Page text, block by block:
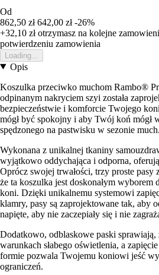
Od
862,50 zł 642,00 zł -26%
+32,10 złotrzymasz na kolejne
potwierdzeniu zamowienia
Loading...
Opis
Koszulka przeciwko muchom Rambo®
odpinanym nakryciem szyi została
bezpieczeństwie i komforcie Twojego
mógł być spokojny i aby Twój koń mógł
spędzonego na pastwisku w sezonie much.
Wykonana z unikalnej tkaniny
wyjątkowo oddychająca i odporna,
Oprócz swojej trwałości, trzy proste pasy
że ta koszulka jest doskonałym wyborem
koni. Dzięki unikalnemu systemowi
klamry, pasy są zaprojektowane tak, aby
napięte, aby nie zaczepiały się i nie
Dodatkowo, odblaskowe paski
warunkach słabego oświetlenia, a
formie pozwala Twojemu koniowi jeść
ograniczeń.